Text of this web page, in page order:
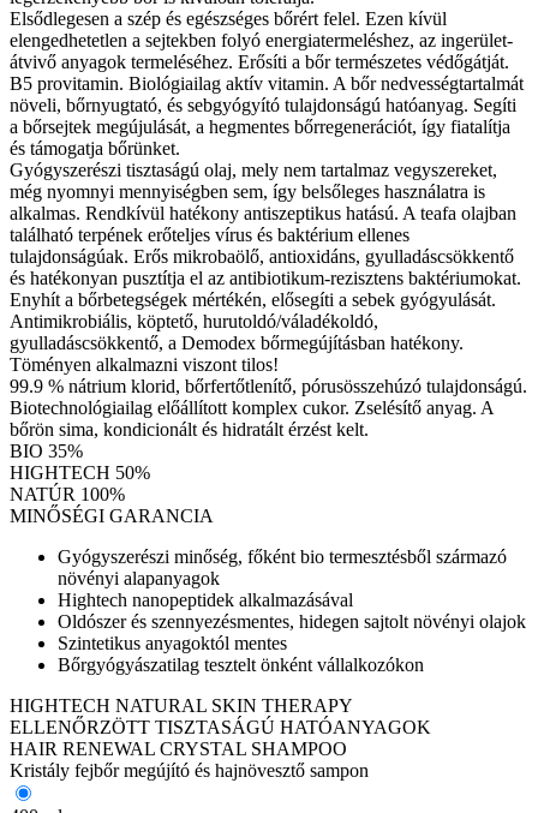
Elsődlegesen a szép és egészséges bőrért felel. Ezen kívül
elengedhetetlen a sejtekben folyó energiatermeléshez, az ingerület-
átvivő anyagok termeléséhez. Erősíti a bőr természetes védőgátját.
B5 provitamin. Biológiailag aktív vitamin. A bőr nedvességtartalmát
növeli, bőrnyugtató, és sebgyógyító tulajdonságú hatóanyag. Segíti
a bőrsejtek megújulását, a hegmentes bőrregenerációt, így fiatalítja
és támogatja bőrünket.
Gyógyszerészi tisztaságú olaj, mely nem tartalmaz vegyszereket,
még nyomnyi mennyiségben sem, így belsőleges használatra is
alkalmas. Rendkívül hatékony antiszeptikus hatású. A teafa olajban
található terpének erőteljes vírus és baktérium ellenes
tulajdonságúak. Erős mikrobaölő, antioxidáns, gyulladáscsökkentő
és hatékonyan pusztítja el az antibiotikum-rezisztens baktériumokat.
Enyhít a bőrbetegségek mértékén, elősegíti a sebek gyógyulását.
Antimikrobiális, köptető, hurutoldó/váladékoldó,
gyulladáscsökkentő, a Demodex bőrmegújításban hatékony.
Töményen alkalmazni viszont tilos!
99.9 % nátrium klorid, bőrfertőtlenítő, pórusösszehúzó tulajdonságú.
Biotechnológiailag előállított komplex cukor. Zselésítő anyag. A
bőrön sima, kondicionált és hidratált érzést kelt.
BIO 35%
HIGHTECH 50%
NATÚR 100%
MINŐSÉGI GARANCIA
Gyógyszerészi minőség, főként bio termesztésből származó
növényi alapanyagok
Hightech nanopeptidek alkalmazásával
Oldószer és szennyezésmentes, hidegen sajtolt növényi olajok
Szintetikus anyagoktól mentes
Bőrgyógyászatilag tesztelt önként vállalkozókon
HIGHTECH NATURAL SKIN THERAPY
ELLENŐRZÖTT TISZTASÁGÚ HATÓANYAGOK
HAIR RENEWAL CRYSTAL SHAMPOO
Kristály fejbőr megújító és hajnövesztő sampon